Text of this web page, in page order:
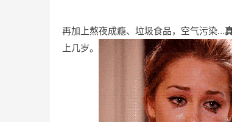
再加上熬夜成瘾、垃圾食品，空气污染…
上几岁。